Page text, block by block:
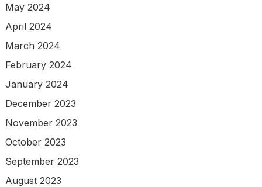
May 2024
April 2024
March 2024
February 2024
January 2024
December 2023
November 2023
October 2023
September 2023
August 2023